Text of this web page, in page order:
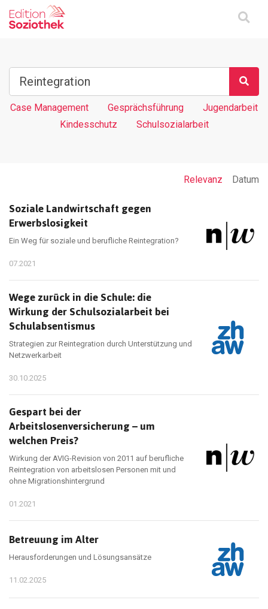
Case Management Gesprächsführung
Jugendarbeit
Kindesschutz
Schulsozialarbeit
Relevanz Datum
Soziale Landwirtschaft gegen
Erwerbslosigkeit
Ein Weg für soziale und berufliche Reintegration?
07.2021
Wege zurück in die Schule: die
Wirkung der Schulsozialarbeit bei
Schulabsentismus
Strategien zur Reintegration durch Unterstützung und
Netzwerkarbeit
30.10.2025
Gespart bei der
Arbeitslosenversicherung – um
welchen Preis?
Wirkung der AVIG-Revision von 2011 auf berufliche
Reintegration von arbeitslosen Personen mit und
ohne Migrationshintergrund
01.2021
Betreuung im Alter
Herausforderungen und Lösungsansätze
11.02.2025